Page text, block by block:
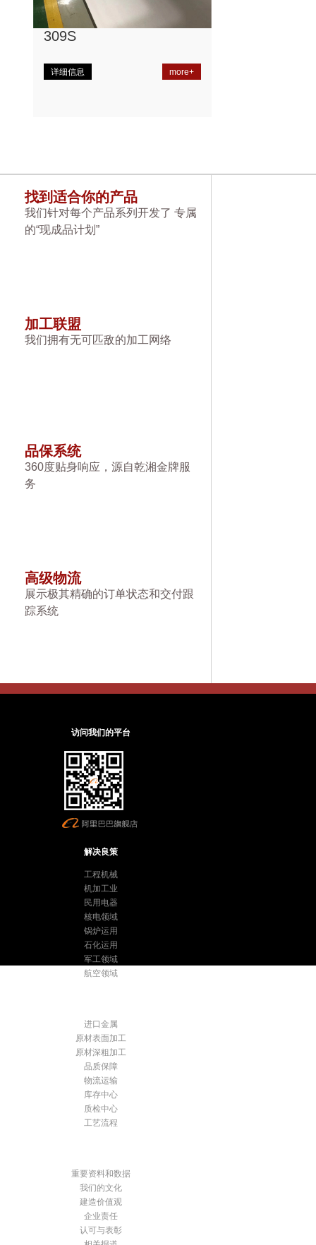
309S
详细信息 more+
找到适合你的产品
我们针对每个产品系列开发了 专属
的“现成品计划”
加工联盟
我们拥有无可匹敌的加工网络
品保系统
360度贴身响应，源自乾湘金牌服
务
高级物流
展示极其精确的订单状态和交付跟
踪系统
访问我们的平台
解决良策
工程机械
机加工业
民用电器
核电领域
锅炉运用
石化运用
军工领域
航空领域
进口金属
原材表面加工
原材深粗加工
品质保障
物流运输
库存中心
质检中心
工艺流程
重要资料和数据
我们的文化
建造价值观
企业责任
认可与表彰